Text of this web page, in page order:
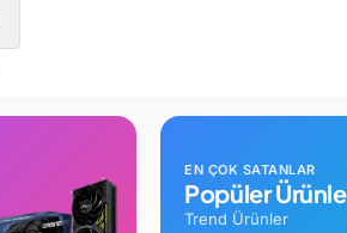
EN ÇOK SATANLAR
Popüler
Trend Ürünler